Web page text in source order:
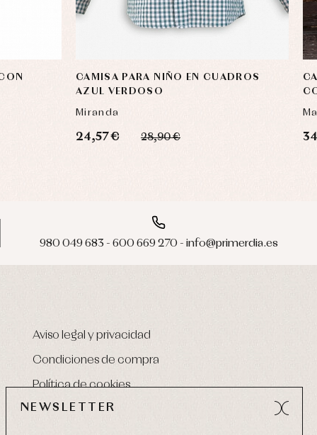
CAMISA PARA NIÑO EN CUADROS
AZUL VERDOSO
Miranda
24,57 € 28,90 €
980 049 683 - 600 669 270 - info@primerdia.es
Aviso legal y privacidad
Condiciones de compra
Política de cookies
NEWSLETTER